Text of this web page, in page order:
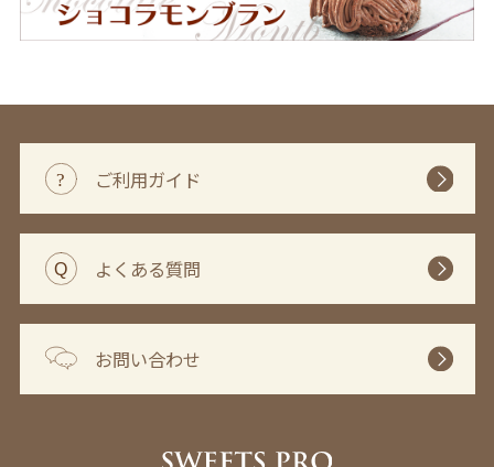
ご利用ガイド
よくある質問
お問い合わせ